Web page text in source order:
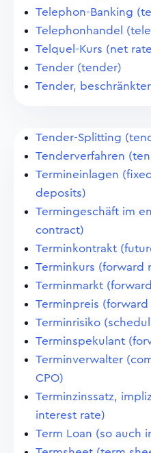
Telephon-Banking
Telephonhandel
Telquel-Kurs (net
Tender (tender)
Tender,
Tender-Splitting
Tenderverfahren
Termineinlagen
deposits)
Termingeschäft im
contract)
Terminkontrakt
Terminkurs (forward
Terminmarkt
Terminpreis (forward
Terminrisiko
Terminspekulant
Terminverwalter
CPO)
Terminzinssatz,
interest rate)
Term Loan (so auch